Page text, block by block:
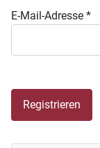
E-Mail-Adresse *
Registrieren